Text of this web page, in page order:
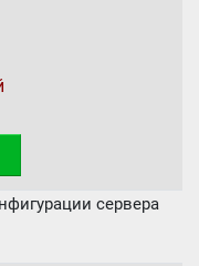
сервера